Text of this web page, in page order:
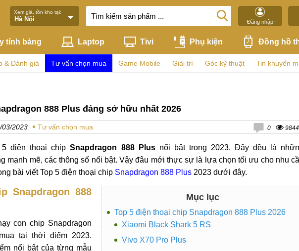
Xem giá, tồn kho tại:
Đăng nhập
tính bảng Laptop Tivi Phụ kiện Đồng hồ
& Đánh giá Tư vấn chọn mua Game Mobile Giải trí Góc kỹ thuật Tin khuyến
888 Plus đáng sở hữu nhất 2026
03/2023 Tư vấn chọn mua 0 9844
5 điện thoại chipSnapdragon 888 Plusnổi bật trong 2023. Đây đều là
mạnh mẽ, các thông số nổi bật. Vậy đâu mới thực sự là lựa chọn tối ưu cho nhu
bài viết Top 5 điện thoại chip Snapdragon 888 Plus 2023 dưới đây.
Mục lục
Top 5 điện thoại chip Snapdragon 888 Plus 2026
Xiaomi Black Shark 5 RS
Vivo X70 Pro Plus
Snapdragon 888
con chip Snapdragon
tại thời điểm 2023.
nổi bật của từng mẫu